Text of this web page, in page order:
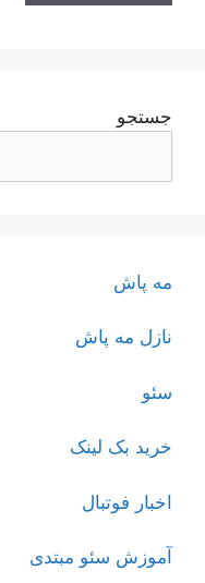
جستجو
مه پاش
نازل مه پاش
سئو
خرید بک لینک
اخبار فوتبال
آموزش سئو مبتدی